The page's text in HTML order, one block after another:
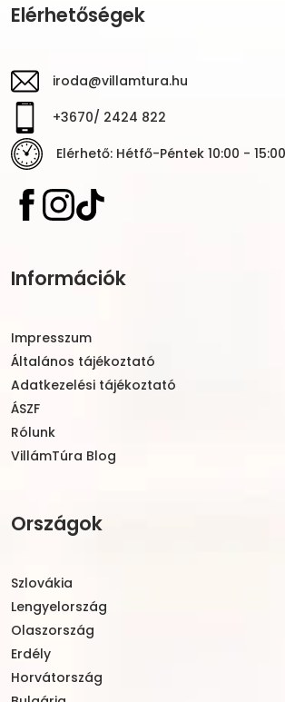
Elérhetőségek
iroda@villamtura.hu
+3670/ 2424 822
Elérhető: Hétfő-Péntek 10:00 - 15:00
Információk
Impresszum
Általános tájékoztató
Adatkezelési tájékoztató
ÁSZF
Rólunk
VillámTúra Blog
Országok
Szlovákia
Lengyelország
Olaszország
Erdély
Horvátország